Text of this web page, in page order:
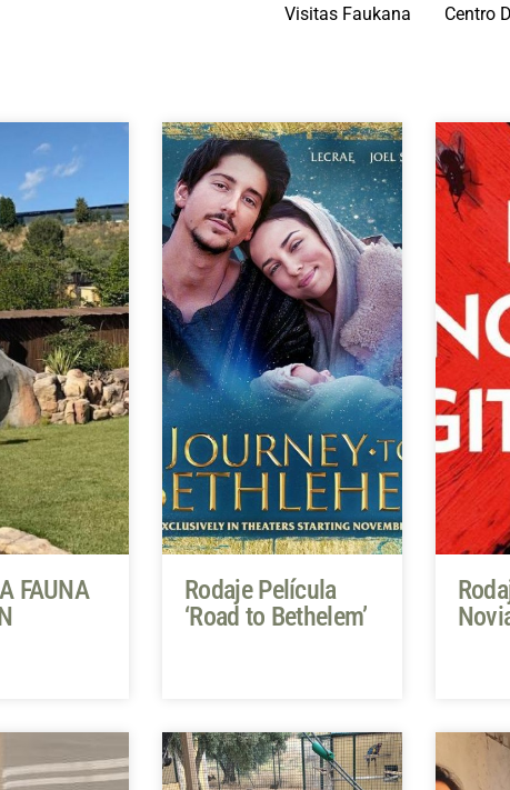
Visitas Faukana Centro
FAUNA
Rodaje Película
‘Road to Bethelem’